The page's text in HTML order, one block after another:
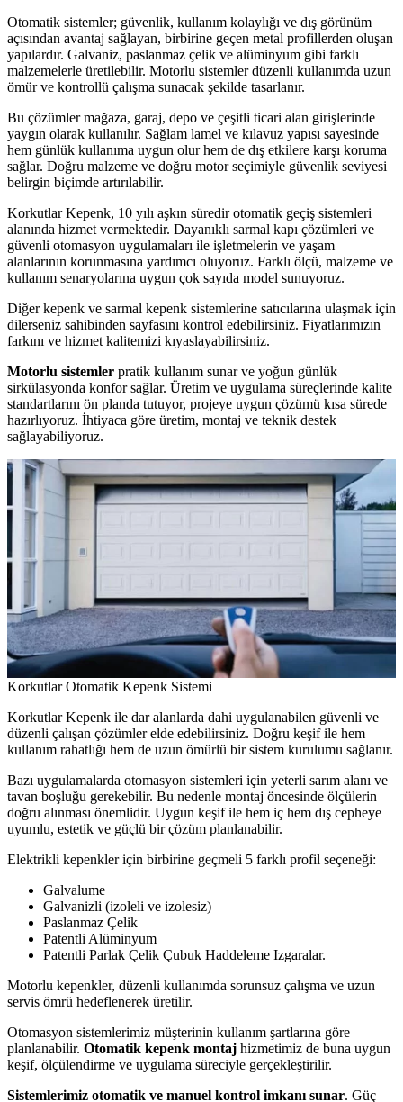
Otomatik sistemler; güvenlik, kullanım kolaylığı ve dış görünüm
açısından avantaj sağlayan, birbirine geçen metal profillerden oluşan
yapılardır. Galvaniz, paslanmaz çelik ve alüminyum gibi farklı
malzemelerle üretilebilir. Motorlu sistemler düzenli kullanımda uzun
ömür ve kontrollü çalışma sunacak şekilde tasarlanır.
Bu çözümler mağaza, garaj, depo ve çeşitli ticari alan girişlerinde
yaygın olarak kullanılır. Sağlam lamel ve kılavuz yapısı sayesinde
hem günlük kullanıma uygun olur hem de dış etkilere karşı koruma
sağlar. Doğru malzeme ve doğru motor seçimiyle güvenlik seviyesi
belirgin biçimde artırılabilir.
Korkutlar Kepenk, 10 yılı aşkın süredir otomatik geçiş sistemleri
alanında hizmet vermektedir. Dayanıklı sarmal kapı çözümleri ve
güvenli otomasyon uygulamaları ile işletmelerin ve yaşam
alanlarının korunmasına yardımcı oluyoruz. Farklı ölçü, malzeme ve
kullanım senaryolarına uygun çok sayıda model sunuyoruz.
Diğer kepenk ve sarmal kepenk sistemlerine satıcılarına ulaşmak için
dilerseniz sahibinden sayfasını kontrol edebilirsiniz. Fiyatlarımızın
farkını ve hizmet kalitemizi kıyaslayabilirsiniz.
Motorlu sistemler pratik kullanım sunar ve yoğun günlük
sirkülasyonda konfor sağlar. Üretim ve uygulama süreçlerinde kalite
standartlarını ön planda tutuyor, projeye uygun çözümü kısa sürede
hazırlıyoruz. İhtiyaca göre üretim, montaj ve teknik destek
sağlayabiliyoruz.
Korkutlar Otomatik Kepenk Sistemi
Korkutlar Kepenk ile dar alanlarda dahi uygulanabilen güvenli ve
düzenli çalışan çözümler elde edebilirsiniz. Doğru keşif ile hem
kullanım rahatlığı hem de uzun ömürlü bir sistem kurulumu sağlanır.
Bazı uygulamalarda otomasyon sistemleri için yeterli sarım alanı ve
tavan boşluğu gerekebilir. Bu nedenle montaj öncesinde ölçülerin
doğru alınması önemlidir. Uygun keşif ile hem iç hem dış cepheye
uyumlu, estetik ve güçlü bir çözüm planlanabilir.
Elektrikli kepenkler için birbirine geçmeli 5 farklı profil seçeneği:
Galvalume
Galvanizli (izoleli ve izolesiz)
Paslanmaz Çelik
Patentli Alüminyum
Patentli Parlak Çelik Çubuk Haddeleme Izgaralar.
Motorlu kepenkler, düzenli kullanımda sorunsuz çalışma ve uzun
servis ömrü hedeflenerek üretilir.
Otomasyon sistemlerimiz müşterinin kullanım şartlarına göre
planlanabilir. Otomatik kepenk montaj hizmetimiz de buna uygun
keşif, ölçülendirme ve uygulama süreciyle gerçekleştirilir.
Sistemlerimiz otomatik ve manuel kontrol imkanı sunar. Güç